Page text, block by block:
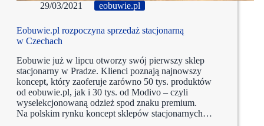
29/03/2021 eobuwie.pl
Eobuwie.pl rozpoczyna sprzedaż stacjonarną
w Czechach
Eobuwie już w lipcu otworzy swój pierwszy sklep
stacjonarny w Pradze. Klienci poznają najnowszy
koncept, który zaoferuje zarówno 50 tys. produktów
od eobuwie.pl, jak i 30 tys. od Modivo – czyli
wyselekcjonowaną odzież spod znaku premium.
Na polskim rynku koncept sklepów stacjonarnych…